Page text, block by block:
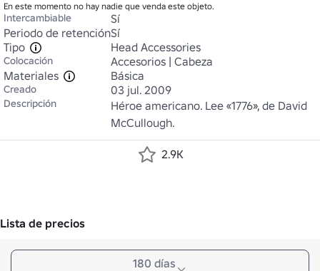
En este momento no hay nadie que venda este objeto.
Intercambiable
Sí
Periodo de retenciónSí
Tipo
Head Accessories
Colocación
Accesorios | Cabeza
Materiales
Básica
Creado 03 jul. 2009
Descripción
Héroe americano. Lee «1776», de David
McCullough.
2.9K
Lista de precios
180 días